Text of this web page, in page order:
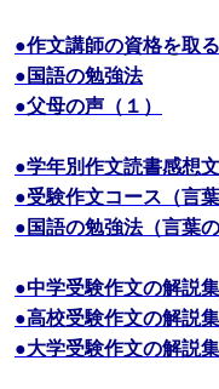
●作文講師の資格を取
●国語の勉強法
●父母の声（１）
●学年別作文読書感想
●受験作文コース（言
●国語の勉強法（言葉
●中学受験作文の解説集
●高校受験作文の解説集
●大学受験作文の解説集